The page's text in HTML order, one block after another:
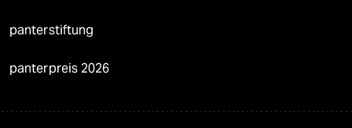
panterstiftung
panterpreis 2026